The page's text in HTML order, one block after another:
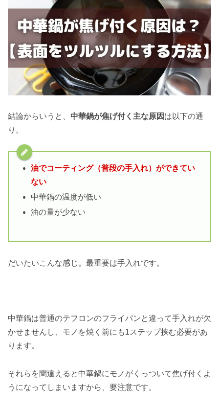
結論からいうと、 中華鍋が焦げ付く主な原因 は以下の通
り。
油でコーティング（普段の手入れ）ができてい
ない
中華鍋の温度が低い
油の量が少ない
だいたいこんな感じ。最重要は手入れです。
中華鍋は普通のテフロンのフライパンと違って手入れが欠
かせませんし、モノを焼く前にも1ステップ挟む必要があ
ります。
それらを間違えると中華鍋にモノがくっついて焦げ付くよ
うになってしまいますから、要注意です。